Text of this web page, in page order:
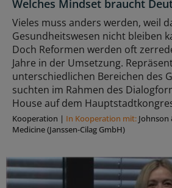
Welches Mindset braucht
Vieles muss anders werden, weil
Gesundheitswesen nicht bleiben
Doch Reformen werden oft
Jahre in der Umsetzung.
unterschiedlichen Bereichen des
suchten im Rahmen des
House auf dem
Kooperation | In Kooperation mit:
Medicine (Janssen-Cilag GmbH)